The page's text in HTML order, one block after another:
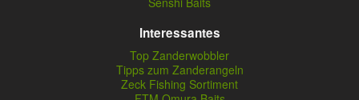
Interessantes
Top Zanderwobbler
Tipps zum Zanderangeln
Zeck Fishing Sortiment